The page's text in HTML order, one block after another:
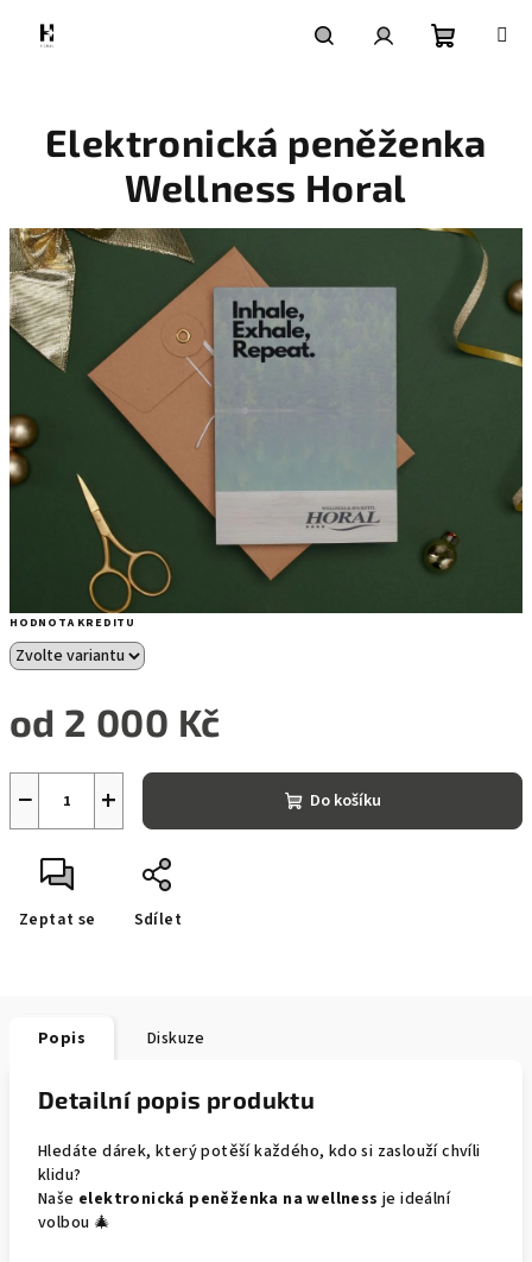
košík
HODNOTA KREDITU
od 2 000 Kč
+
− Do košíku
Zeptat se Sdílet
Elektronická peněženka
Wellness Horal
Popis Diskuze
Detailní popis produktu
Hledáte dárek, který potěší každého, kdo si zaslouží chvíli
klidu?
Naše elektronická peněženka na wellness je ideální
volbou 🎄